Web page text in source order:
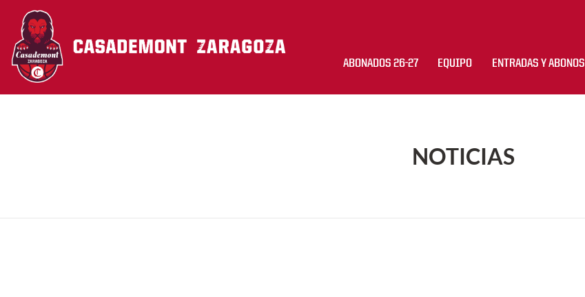
ABONADOS 26-27 EQUIPO ENTRADAS Y ABONOS
NOTICIAS